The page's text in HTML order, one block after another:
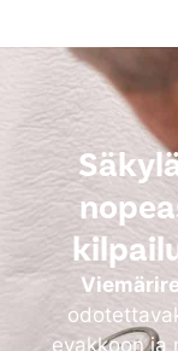
evakkoon ja